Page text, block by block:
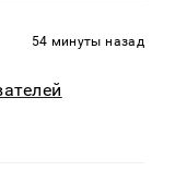
54 минуты назад